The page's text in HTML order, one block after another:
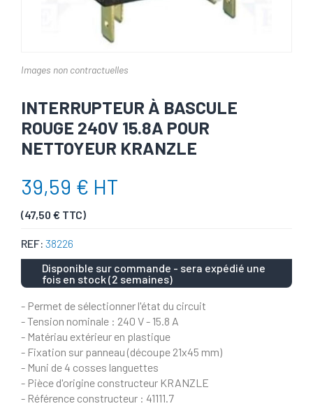
Images non contractuelles
INTERRUPTEUR À BASCULE
ROUGE 240V 15.8A POUR
NETTOYEUR KRANZLE
39,59 € HT
(47,50 € TTC)
REF: 38226
Disponible sur commande - sera expédié une
fois en stock (2 semaines)
- Permet de sélectionner l'état du circuit
- Tension nominale : 240 V - 15.8 A
- Matériau extérieur en plastique
- Fixation sur panneau (découpe 21x45 mm)
- Muni de 4 cosses languettes
- Pièce d'origine constructeur KRANZLE
- Référence constructeur : 41111.7